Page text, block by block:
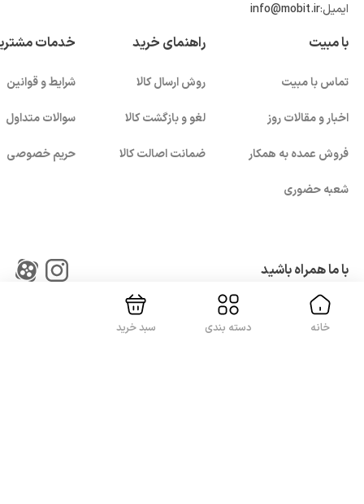
ایمیل:info@mobit.ir
با مبیت
تماس با مبیت
اخبار و مقالات روز
فروش عمده به همکار
شعبه حضوری
راهنمای خرید
روش ارسال کالا
لغو و بازگشت کالا
ضمانت اصالت کالا
خدمات
شرایط و قوانین
سوالات متداول
حریم خصوصی
با ما همراه باشید
خانه دسته بندی سبد خرید